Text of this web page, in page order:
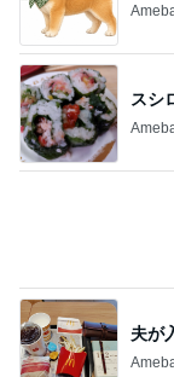
スシ
夫が